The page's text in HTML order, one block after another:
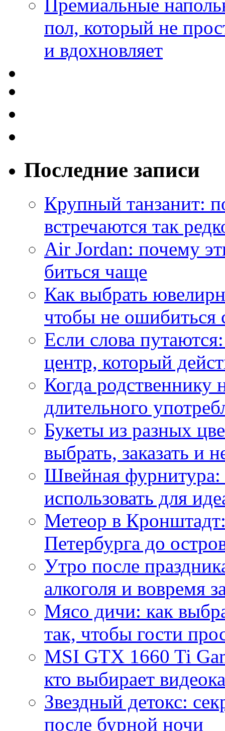
Премиальные
пол, который не
и вдохновляет
Последние записи
Крупный танзанит:
встречаются так
Air Jordan: почему
биться чаще
Как выбрать
чтобы не ошибиться
Если слова
центр, который
Когда
длительного
Букеты из разных
выбрать, заказать и
Швейная фурнитура:
использовать для
Метеор в
Петербурга до
Утро после
алкоголя и вовремя
Мясо дичи: как
так, чтобы гости
MSI GTX 1660 Ti
кто выбирает
Звездный детокс:
после бурной ночи